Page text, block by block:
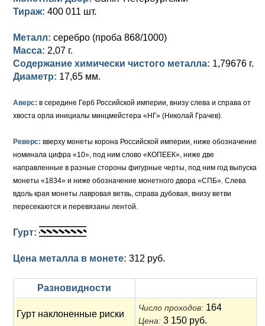
Для Польши
Памятные и донативные
Для Польши
Сибирские монеты
Таврические монеты
Елизавета I (1741-1762)
Серебро
Для Пруссии
Ливонезы
Альбертусталер
Иоанн Антонович (1740-1741)
Анна Иоанновна (1730-1740)
Екатерина I (1725-1727)
Петр I (1682-1725)
Золото
Для Речи Посполитой
Тираж: 400 011 шт.
Металл: серебро (проба 868/1000)
Масса: 2,07 г.
Содержание химически чистого металла: 1,79676 г.
Диаметр: 17,65 мм.
Аверс: в середине Герб Российской империи, внизу слева и справа от
хвоста орла инициалы минцмейстера «НГ» (Николай Грачев).
Реверс: вверху монеты корона Российской империи, ниже обозначение
номинала цифра «10», под ним слово «КОПЕЕК», ниже две
направленные в разные стороны фигурные черты, под ним год выпуска
монеты «1834» и ниже обозначение монетного двора «СПБ». Слева
вдоль края монеты лавровая ветвь, справа дубовая, внизу ветви
пересекаются и перевязаны лентой.
Гурт:
Цена металла в монете: 312 руб.
Разновидности
Гурт наклоненные риски
Число проходов: 164
Цена: 3 150 руб.